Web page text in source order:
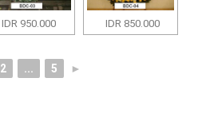
IDR 950.000 IDR 850.000
2 ... 5 ►